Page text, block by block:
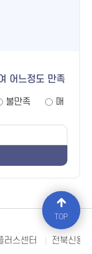
어느정도 만족
불만족
매
러스센터 전북신용
TOP